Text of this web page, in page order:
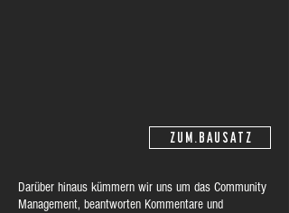
Z U M . B A U S A T Z
Darüber hinaus kümmern wir uns um das Community
Management, beantworten Kommentare und